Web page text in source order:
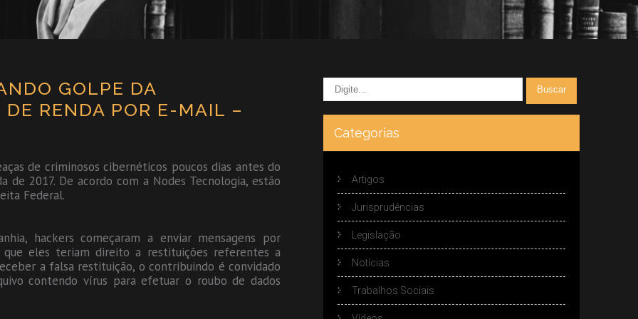
GOLPE DA
RENDA POR E-MAIL –
de criminosos cibernéticos poucos dias antes do
2017. De acordo com a Nodes Tecnologia, estão
Federal.
hackers começaram a enviar mensagens por
eles teriam direito a restituições referentes a
a falsa restituição, o contribuindo é convidado
contendo vírus para efetuar o roubo de dados
Categorias
Artigos
Jurisprudências
Legislação
Notícias
Trabalhos Sociais